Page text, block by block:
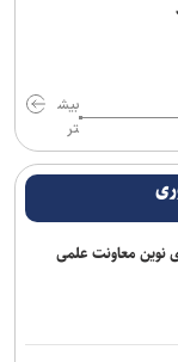
بیش
تر
نوین معاونت علمی